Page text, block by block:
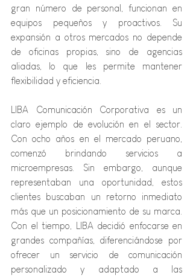
gran número de personal, funcionan en
equipos pequeños y proactivos. Su
expansión a otros mercados no depende
de oficinas propias, sino de agencias
aliadas, lo que les permite mantener
flexibilidad y eficiencia.
LIBA Comunicación Corporativa es un
claro ejemplo de evolución en el sector.
Con ocho años en el mercado peruano,
comenzó brindando servicios a
microempresas. Sin embargo, aunque
representaban una oportunidad, estos
clientes buscaban un retorno inmediato
más que un posicionamiento de su marca.
Con el tiempo, LIBA decidió enfocarse en
grandes compañías, diferenciándose por
ofrecer un servicio de comunicación
personalizado y adaptado a las